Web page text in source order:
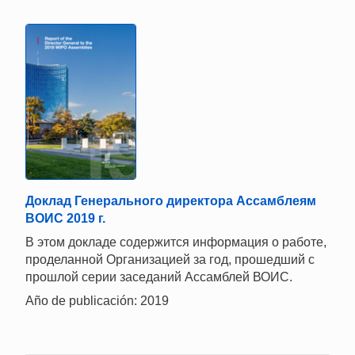
Доклад Генерального директора Ассамблеям
ВОИС 2019 г.
В этом докладе содержится информация о работе,
проделанной Организацией за год, прошедший с
прошлой серии заседаний Ассамблей ВОИС.
Año de publicación: 2019